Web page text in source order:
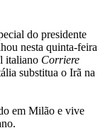
do presidente
nesta quinta-feira
italiano Corriere
substitua o Irã na
em Milão e vive